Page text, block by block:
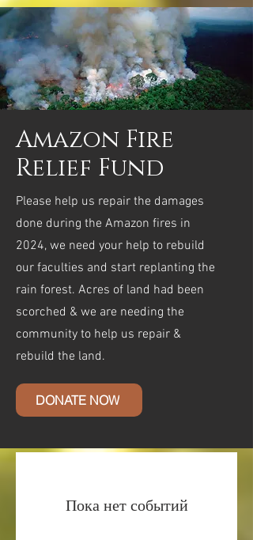
Amazon Fire
Relief Fund
Please help us repair the damages
done during the Amazon fires in
2024, we need your help to rebuild
our faculties and start replanting the
rain forest. Acres of land had been
scorched & we are needing the
community to help us repair &
rebuild the land.
DONATE NOW
Пока нет событий